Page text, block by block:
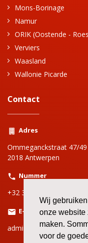
Wij
onze website
maken.
voor de
Mons-Borinage
Namur
ORIK (Oostende -
Verviers
Waasland
Wallonie Picarde
Contact
Adres
Ommeganckstraat 47/49
2018 Antwerpen
Nummer
+32 3 220 69 00
E-mail